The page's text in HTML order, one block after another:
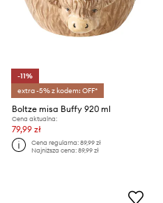
-11%
extra -5% z kodem: OFF*
Boltze misa Buffy 920 ml
Cena aktualna:
79,99 zł
Cena regularna:89,99 zł
Najniższa cena:89,99 zł